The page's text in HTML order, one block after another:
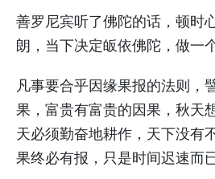
善罗尼宾听了佛陀的话，顿时
朗，当下决定皈依佛陀，做一
凡事要合乎因缘果报的法则，
果，富贵有富贵的因果，秋天
天必须勤奋地耕作，天下没有
果终必有报，只是时间迟速而